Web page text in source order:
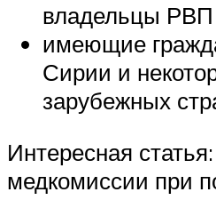
владельцы
имеющие
Сирии и
зарубежных
Интересная
медкомиссии при